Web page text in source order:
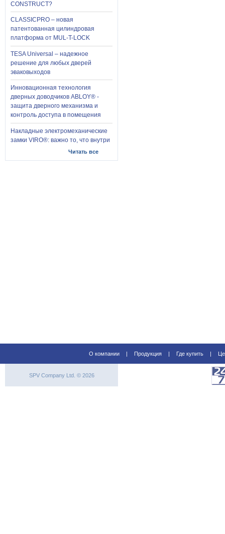
CONSTRUCT?
CLASSICPRO – новая
патентованная цилиндровая
платформа от MUL-T-LOCK
TESA Universal – надежное
решение для любых дверей
эваковыходов
Инновационная технология
дверных доводчиков ABLOY® -
защита дверного механизма и
контроль доступа в помещения
Накладные электромеханические
замки VIRO®: важно то, что внутри
Читать все
О компании | Продукция | Где купить |
SPV Company Ltd. © 2026